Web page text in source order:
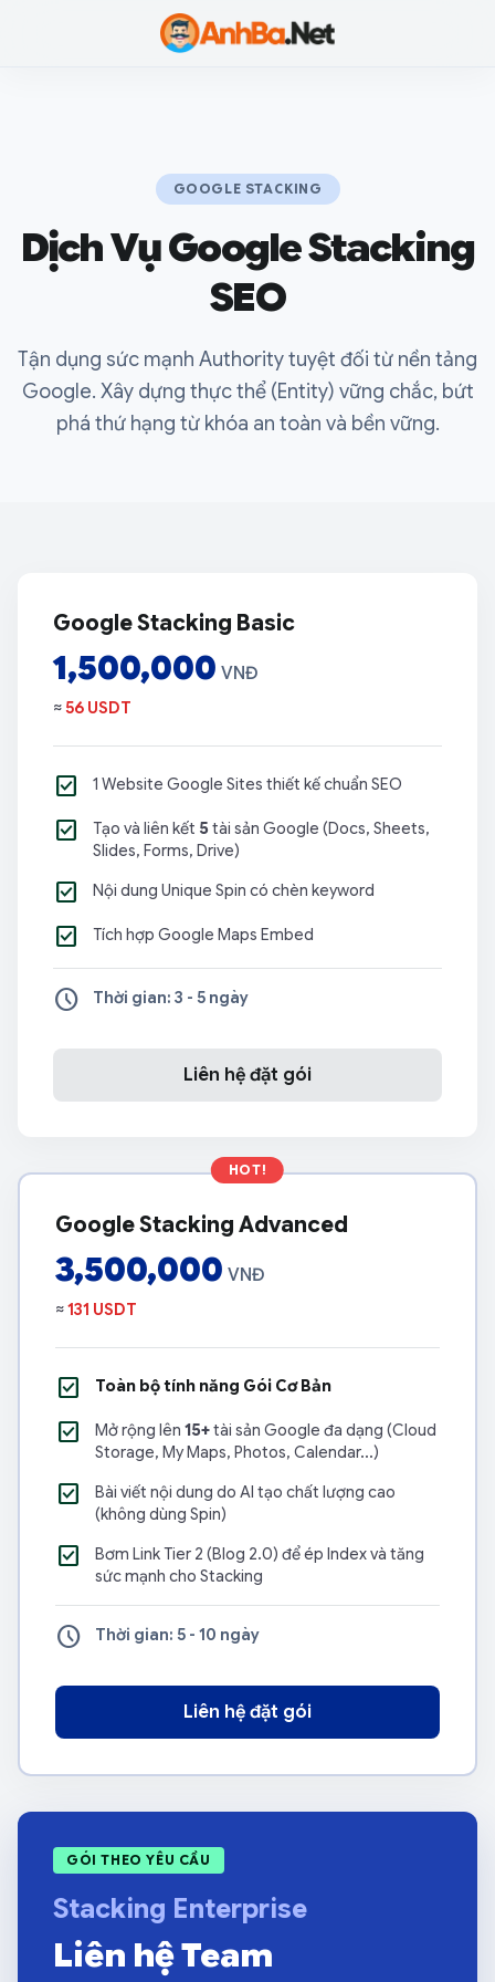
Anh Ba
GOOGLE STACKING
Dịch Vụ Google Stacking
SEO
Tận dụng sức mạnh Authority tuyệt đối từ nền tảng
Google. Xây dựng thực thể (Entity) vững chắc, bứt
phá thứ hạng từ khóa an toàn và bền vững.
Google Stacking Basic
1,500,000 VNĐ
≈56 USDT
check_box 1 Website Google Sites thiết kế chuẩn SEO
check_box Tạo và liên kết 5tài sản Google (Docs, Sheets,
Slides, Forms, Drive)
check_box Nội dung Unique Spin có chèn keyword
check_box Tích hợp Google Maps Embed
schedule Thời gian: 3 - 5 ngày
Liên hệ đặt gói
HOT!
Google Stacking Advanced
3,500,000 VNĐ
≈131 USDT
check_box Toàn bộ tính năng Gói Cơ Bản
check_box Mở rộng lên 15+tài sản Google đa dạng (Cloud
Storage, My Maps, Photos, Calendar...)
check_box
Bài viết nội dung do AI tạo chất lượng cao
(không dùng Spin)
check_box
Bơm Link Tier 2 (Blog 2.0) để ép Index và tăng
sức mạnh cho Stacking
schedule Thời gian: 5 - 10 ngày
Liên hệ đặt gói
GÓI THEO YÊU CẦU
Stacking Enterprise
Liên hệ Team